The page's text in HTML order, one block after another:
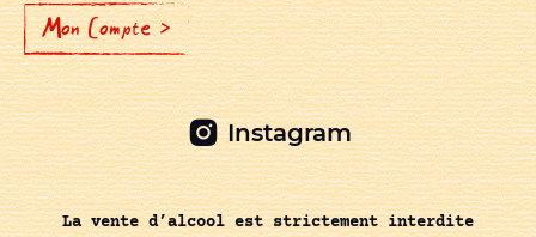
Mon Compte >
Instagram
La vente d’alcool est strictement interdite